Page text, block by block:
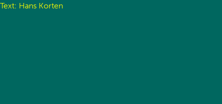
Text: Hans Korten